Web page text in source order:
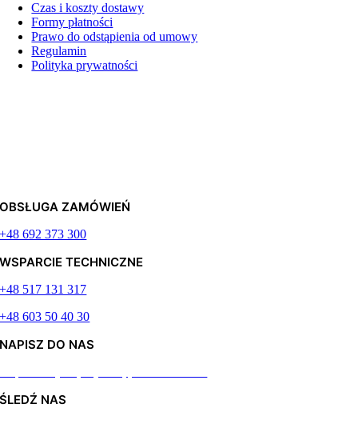
Czas i koszty dostawy
Formy płatności
Prawo do odstąpienia od umowy
Regulamin
Polityka prywatności
OBSŁUGA ZAMÓWIEŃ
+48 692 373 300
WSPARCIE TECHNICZNE
+48 517 131 317
+48 603 50 40 30
NAPISZ DO NAS
ŚLEDŹ NAS